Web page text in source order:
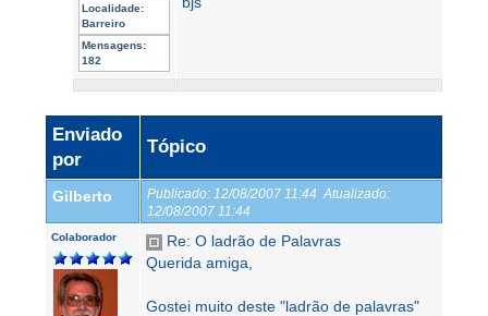
Localidade:
Barreiro
Mensagens:
182
Enviado
por
Tópico
Gilberto Publicado: 12/08/2007 11:44 Atualizado:
12/08/2007 11:44
Colaborador
Re: O ladrão de Palavras
Querida amiga,
Gostei muito deste "ladrão de palavras"